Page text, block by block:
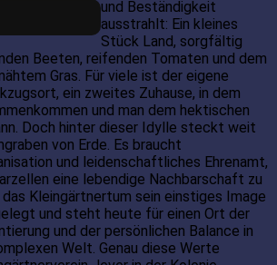
und Beständigkeit
ausstrahlt: Ein kleines
Stück Land, sorgfältig
Beeten, reifenden Tomaten und dem
Gras. Für viele ist der eigene
ein zweites Zuhause, in dem
und man dem hektischen
Doch hinter dieser Idylle steckt weit
von Erde. Es braucht
und leidenschaftliches Ehrenamt,
eine lebendige Nachbarschaft zu
Kleingärtnertum sein einstiges Image
und steht heute für einen Ort der
und der persönlichen Balance in
Welt. Genau diese Werte